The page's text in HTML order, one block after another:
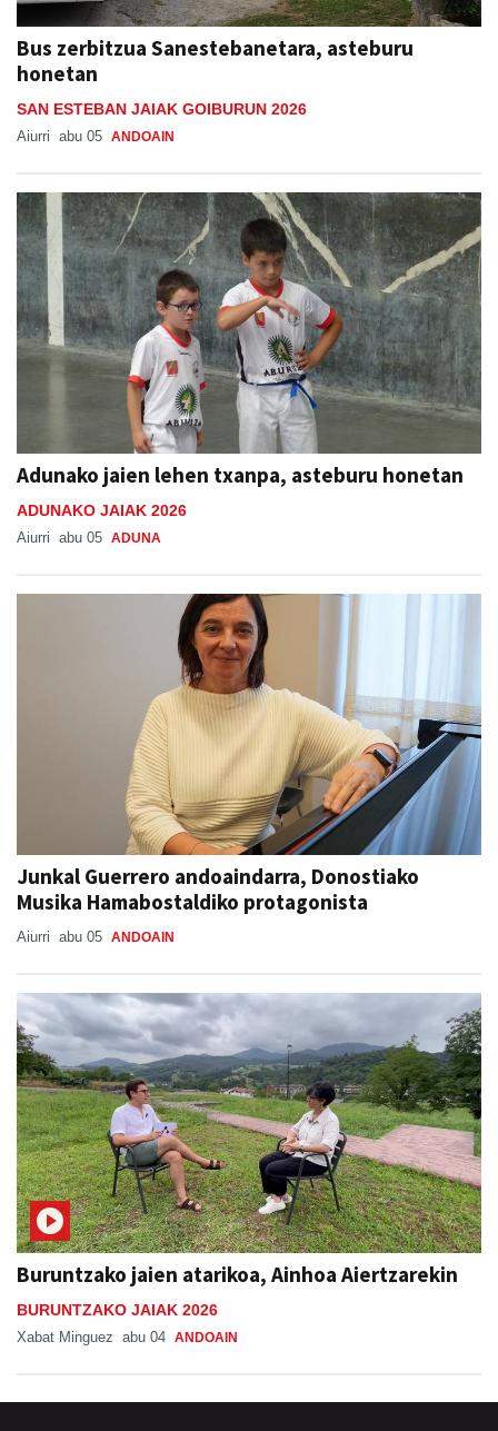
Bus zerbitzua Sanestebanetara, asteburu
honetan
SAN ESTEBAN JAIAK GOIBURUN 2026
Aiurri abu 05 ANDOAIN
Adunako jaien lehen txanpa, asteburu honetan
ADUNAKO JAIAK 2026
Aiurri abu 05 ADUNA
Junkal Guerrero andoaindarra, Donostiako
Musika Hamabostaldiko protagonista
Aiurri abu 05 ANDOAIN
Buruntzako jaien atarikoa, Ainhoa Aiertzarekin
BURUNTZAKO JAIAK 2026
Xabat Minguez abu 04 ANDOAIN